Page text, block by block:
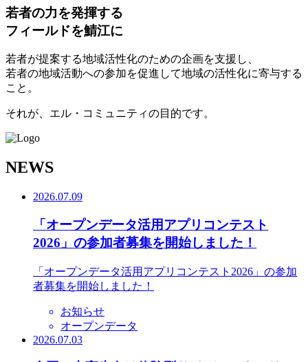
若者の力を発揮する
フィールドを鯖江に
若者が提案する地域活性化のための企画を支援し、
若者の地域活動への参加を促進して地域の活性化に寄与する
こと。
それが、エル・コミュニティの目的です。
NEWS
2026.07.09
「オープンデータ活用アプリコンテスト
2026」の参加者募集を開始しました！
「オープンデータ活用アプリコンテスト2026」の参加
者募集を開始しました！
お知らせ
オープンデータ
2026.07.03